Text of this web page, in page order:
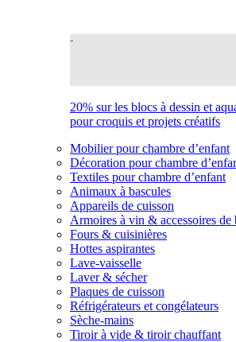
20% sur les blocs à dessin et
pour croquis et projets créatifs
Mobilier pour chambre d’enfant
Décoration pour chambre
Textiles pour chambre d’enfant
Animaux à bascules
Appareils de cuisson
Armoires à vin & accessoires de
Fours & cuisinières
Hottes aspirantes
Lave-vaisselle
Laver & sécher
Plaques de cuisson
Réfrigérateurs et congélateurs
Sèche-mains
Tiroir à vide & tiroir chauffant